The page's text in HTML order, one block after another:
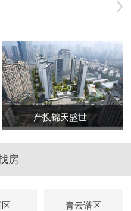
昌市政公用大厦】突破
速化改造四大优化，2028
为莲塘改善市场的“现象
产投锦天盛世
房
青云谱区